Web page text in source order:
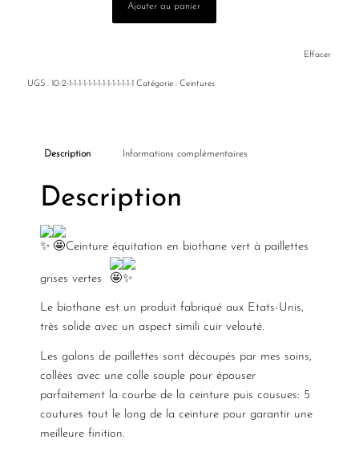
Effacer
Ajouter au panier
UGS : 10-2-1-1-1-1-1-1-1-1-1-1-1-1-1-1 Catégorie : Ceintures
Description Informations complémentaires
Description
Ceinture équitation en biothane vert à paillettes
grises vertes
Le biothane est un produit fabriqué aux Etats-Unis,
très solide avec un aspect simili cuir velouté.
Les galons de paillettes sont découpés par mes soins,
collées avec une colle souple pour épouser
parfaitement la courbe de la ceinture puis cousues: 5
coutures tout le long de la ceinture pour garantir une
meilleure finition.